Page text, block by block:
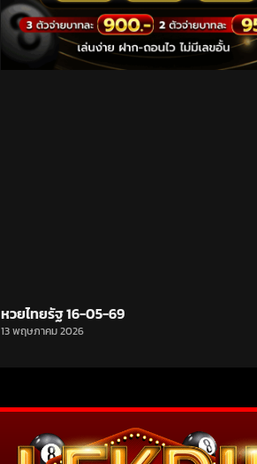
หวยไทยรัฐ 16-05-69
13 พฤษภาคม 2026